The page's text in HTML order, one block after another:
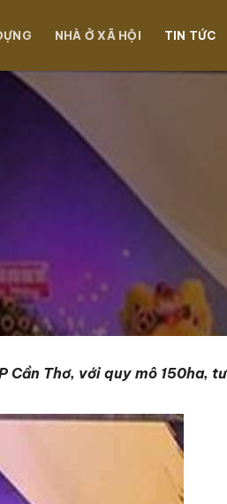
NHÀ Ở XÃ HỘI TIN TỨC
Cần Thơ, với quy mô 150ha,